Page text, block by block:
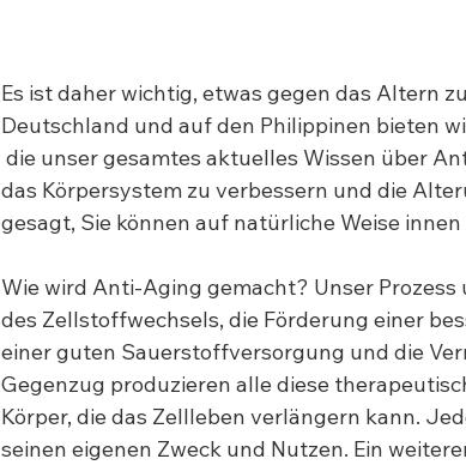
Es ist daher wichtig, etwas gegen das Altern
Deutschland und auf den Philippinen bieten
die unser gesamtes aktuelles Wissen über
das Körpersystem zu verbessern und die
gesagt, Sie können auf natürliche Weise
Wie wird Anti-Aging gemacht? Unser
des Zellstoffwechsels, die Förderung einer
einer guten Sauerstoffversorgung und die
Gegenzug produzieren alle diese
Körper, die das Zellleben verlängern kann.
seinen eigenen Zweck und Nutzen. Ein